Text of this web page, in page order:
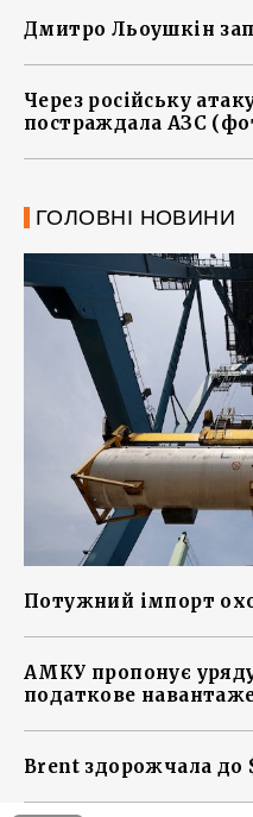
Дмитро Льоушкін
Через російську
постраждала АЗС
ГОЛОВНІ НОВИНИ
Потужний імпорт
АМКУ пропонує
податкове
Brent здорожчала до